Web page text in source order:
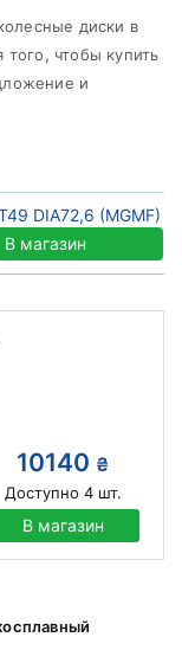
диски в
чтобы купить
и
DIA72,6 (MGMF)
В магазин
10140 ₴
Доступно 4шт.
В магазин